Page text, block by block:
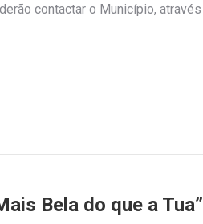
contactar o Município, através
Bela do que a Tua”